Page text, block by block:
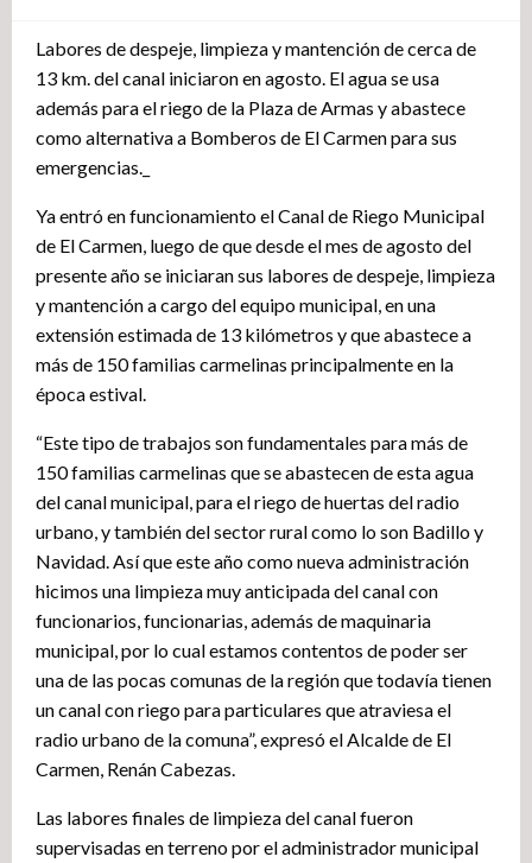
Labores de despeje, limpieza y mantención de cerca de
13 km. del canal iniciaron en agosto. El agua se usa
además para el riego de la Plaza de Armas y abastece
como alternativa a Bomberos de El Carmen para sus
emergencias._
Ya entró en funcionamiento el Canal de Riego Municipal
de El Carmen, luego de que desde el mes de agosto del
presente año se iniciaran sus labores de despeje, limpieza
y mantención a cargo del equipo municipal, en una
extensión estimada de 13 kilómetros y que abastece a
más de 150 familias carmelinas principalmente en la
época estival.
“Este tipo de trabajos son fundamentales para más de
150 familias carmelinas que se abastecen de esta agua
del canal municipal, para el riego de huertas del radio
urbano, y también del sector rural como lo son Badillo y
Navidad. Así que este año como nueva administración
hicimos una limpieza muy anticipada del canal con
funcionarios, funcionarias, además de maquinaria
municipal, por lo cual estamos contentos de poder ser
una de las pocas comunas de la región que todavía tienen
un canal con riego para particulares que atraviesa el
radio urbano de la comuna”, expresó el Alcalde de El
Carmen, Renán Cabezas.
Las labores finales de limpieza del canal fueron
supervisadas en terreno por el administrador municipal